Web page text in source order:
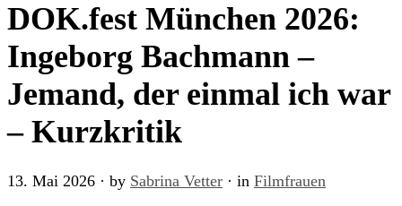
DOK.fest München 2026:
Ingeborg Bachmann –
Jemand, der einmal ich war
– Kurzkritik
13. Mai 2026 · by Sabrina Vetter · in Filmfrauen